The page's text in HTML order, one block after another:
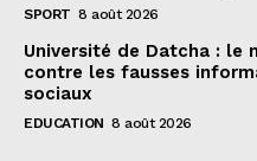
SPORT 8 août 2026
Université de Datcha : le
contre les fausses
sociaux
EDUCATION 8 août 2026